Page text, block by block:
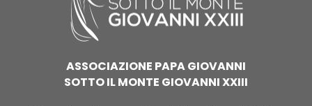
ASSOCIAZIONE PAPA GIOVANNI
SOTTO IL MONTE GIOVANNI XXIII